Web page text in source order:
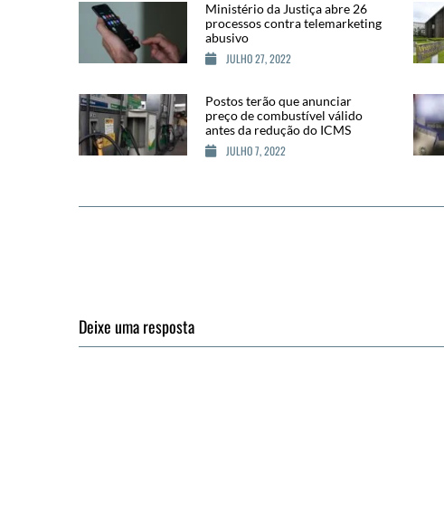
Ministério da Justiça abre 26
processos contra telemarketing
abusivo
JULHO 27, 2022
Postos terão que anunciar
preço de combustível válido
antes da redução do ICMS
JULHO 7, 2022
Deixe uma resposta